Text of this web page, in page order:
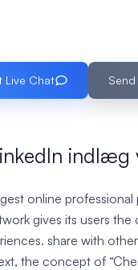
Live Chat
online
gives its users
share with
the concept of